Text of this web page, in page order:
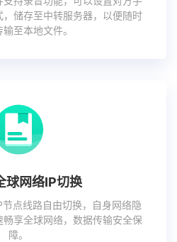
储存至中转服务器，以便随时
至本地文件。
球网络IP切换
点线路自由切换，自身网络隐
享全球网络，数据传输安全保
障。